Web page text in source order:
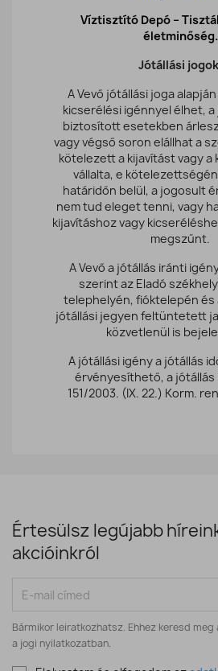
Víztisztító Depó –
életminőség.
Jótállási
A Vevő jótállási joga
kicserélési igénnyel élhet,
biztosított esetekben
vagy végső soron elállhat a
kötelezett a kijavítást vagy a
vállalta, e
határidőn belül, a jogosult
nem tud eleget tenni, vagy
kijavításhoz vagy
megszűnt.
A Vevő a jótállás iránti
szerint az Eladó
telephelyén, fióktelepén és
jótállási jegyen feltüntetett
közvetlenül is
A jótállási igény a jótállás
érvényesíthető, a jótállás
151/2003. (IX. 22.) Korm.
Értesülsz legújabb
akcióinkról
Bármikor leiratkozhatsz. Ehhez keresd
a jogi nyilatkozatban.